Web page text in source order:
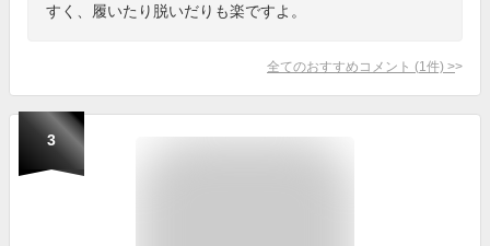
すく、履いたり脱いだりも楽ですよ。
全てのおすすめコメント (1 件) >
3